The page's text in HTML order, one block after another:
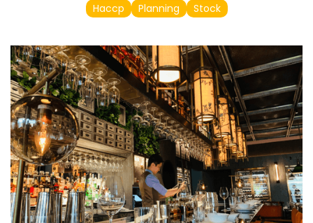
Haccp
Planning Stock